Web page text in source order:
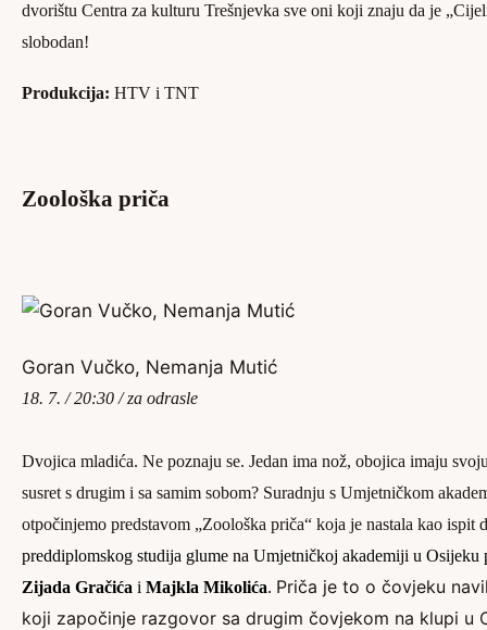
dvorištu Centra za kulturu Trešnjevka sve oni koji znaju da je
slobodan!
Produkcija: HTV i TNT
Zoološka priča
Goran Vučko, Nemanja Mutić
18. 7. / 20:30 / za odrasle
Dvojica mladića. Ne poznaju se. Jedan ima nož, obojica imaju
susret s drugim i sa samim sobom? Suradnju s Umjetničkom
otpočinjemo predstavom „Zoološka priča“ koja je nastala kao ispit
preddiplomskog studija glume na Umjetničkoj akademiji u Osijeku
Zijada Gračića i Majkla Mikolića. Priča je to o čovjeku
koji započinje razgovor sa drugim čovjekom na klupi u